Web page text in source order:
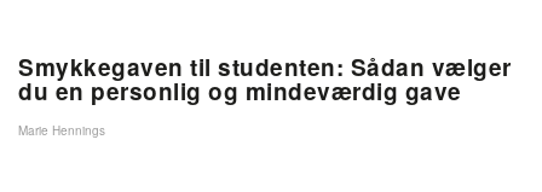
Smykkegaven til studenten: Sådan vælger
du en personlig og mindeværdig gave
Marie Hennings